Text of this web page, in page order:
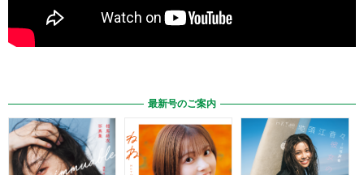
最新号のご案内